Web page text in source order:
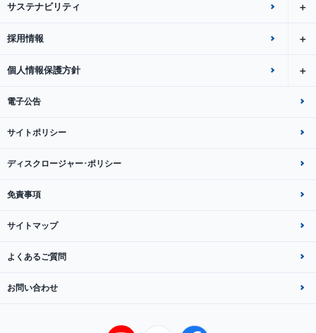
サステナビリティ
採用情報
個人情報保護方針
電子公告
サイトポリシー
ディスクロージャー･ポリシー
免責事項
サイトマップ
よくあるご質問
お問い合わせ